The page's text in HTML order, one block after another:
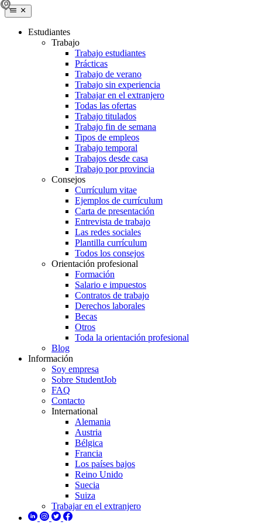
Estudiantes
Trabajo
Trabajo estudiantes
Prácticas
Trabajo de verano
Trabajo sin experiencia
Trabajar en el extranjero
Todas las ofertas
Trabajo titulados
Trabajo fin de semana
Tipos de empleos
Trabajo temporal
Trabajos desde casa
Trabajo por provincia
Consejos
Currículum vitae
Ejemplos de currículum
Carta de presentación
Entrevista de trabajo
Las redes sociales
Plantilla currículum
Todos los consejos
Orientación profesional
Formación
Salario e impuestos
Contratos de trabajo
Derechos laborales
Becas
Otros
Toda la orientación profesional
Blog
Información
Soy empresa
Sobre StudentJob
FAQ
Contacto
International
Alemania
Austria
Bélgica
Francia
Los países bajos
Reino Unido
Suecia
Suiza
Trabajar en el extranjero